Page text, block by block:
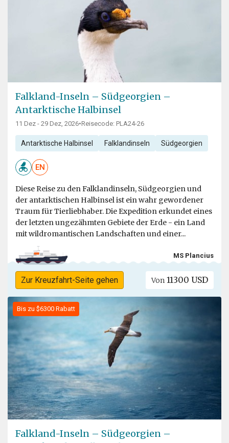
Falkland-Inseln – Südgeorgien –
Antarktische Halbinsel
11 Dez - 29 Dez, 2026•Reisecode: PLA24-26
Antarktische Halbinsel Falklandinseln Südgeorgien
EN
Diese Reise zu den Falklandinseln, Südgeorgien und
der antarktischen Halbinsel ist ein wahr gewordener
Traum für Tierliebhaber. Die Expedition erkundet eines
der letzten ungezähmten Gebiete der Erde - ein Land
mit wildromantischen Landschaften und einer...
MS Plancius
Zur Kreuzfahrt-Seite gehen Von 11300 USD
Bis zu $6300 Rabatt
Falkland-Inseln – Südgeorgien –